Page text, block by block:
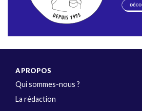
A PROPOS
Qui sommes-nous ?
La rédaction